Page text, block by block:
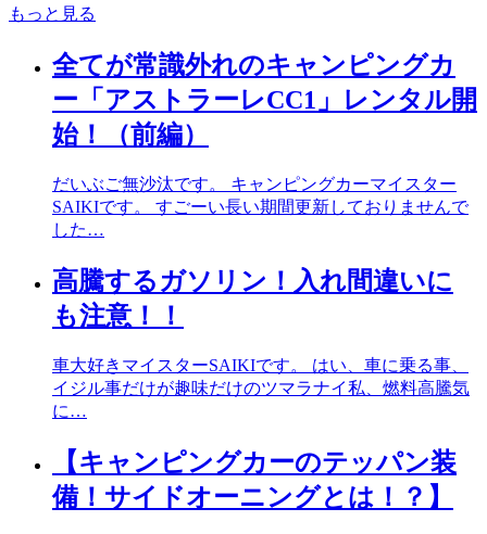
もっと見る
全てが常識外れのキャンピングカ
ー「アストラーレCC1」レンタル開
始！（前編）
だいぶご無沙汰です。 キャンピングカーマイスター
SAIKIです。 すごーい長い期間更新しておりませんで
した…
高騰するガソリン！入れ間違いに
も注意！！
車大好きマイスターSAIKIです。 はい、車に乗る事、
イジル事だけが趣味だけのツマラナイ私、燃料高騰気
に…
【キャンピングカーのテッパン装
備！サイドオーニングとは！？】